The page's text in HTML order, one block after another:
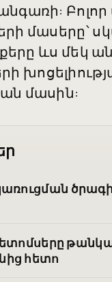
մասերը՝
ևս մեկ
մասին:
հետո